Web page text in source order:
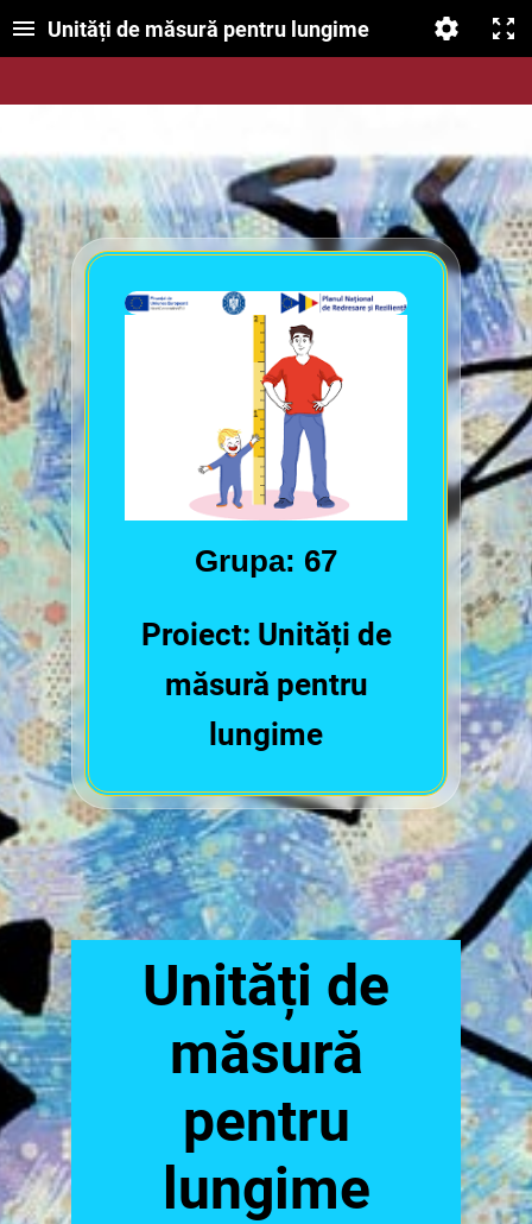
Unități de măsură pentru lungime
Grupa: 67
Proiect: Unități de
măsură pentru
lungime
Unități de
măsură
pentru
lungime